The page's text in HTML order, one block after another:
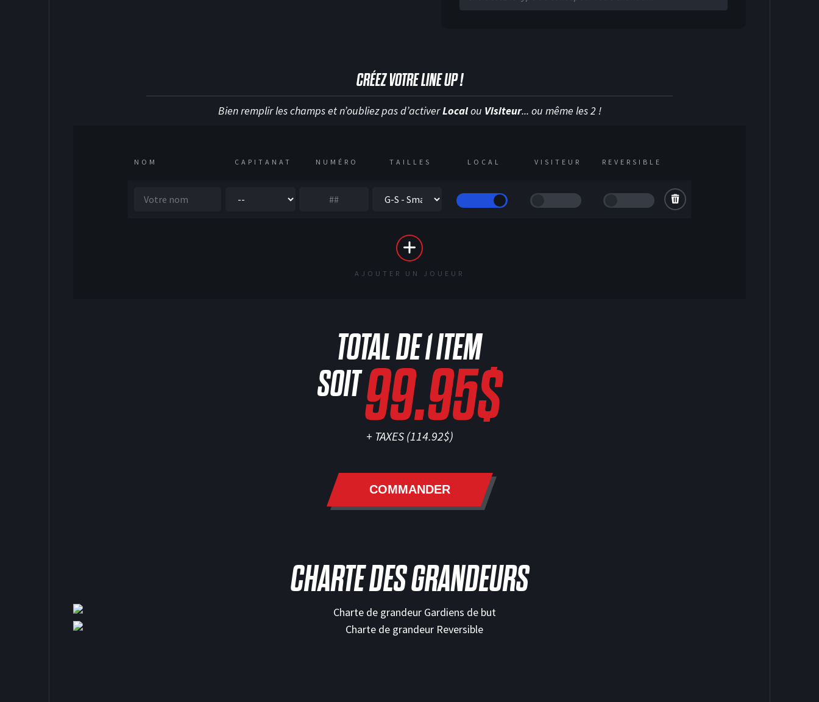
CRÉEZ VOTRE LINE UP !
Bien remplir les champs et n’oubliez pas d’activerLocalou Visiteur... ou même les 2 !
NOM CAPITANAT NUMÉRO TAILLES LOCAL VISITEUR REVERSIBLE
AJOUTER UN JOUEUR
TOTAL DE1ITEM
SOIT99.95$
+ TAXES (114.92$)
COMMANDER
CHARTE DES GRANDEURS